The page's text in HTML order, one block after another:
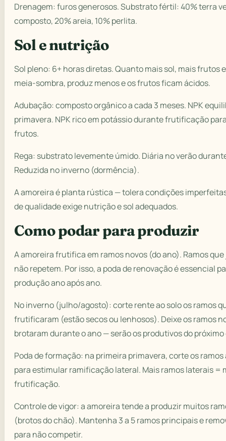
Drenagem: furos generosos. Substrato fértil: 40% terra
composto, 20% areia, 10% perlita.
Sol e nutrição
Sol pleno: 6+ horas diretas. Quanto mais sol, mais frutos
meia-sombra, produz menos e os frutos ficam ácidos.
Adubação: composto orgânico a cada 3 meses. NPK
primavera. NPK rico em potássio durante frutificação
frutos.
Rega: substrato levemente úmido. Diária no verão
Reduzida no inverno (dormência).
A amoreira é planta rústica — tolera condições
de qualidade exige nutrição e sol adequados.
Como podar para produzir
A amoreira frutifica em ramos novos (do ano). Ramos
não repetem. Por isso, a poda de renovação é essencial
produção ano após ano.
No inverno (julho/agosto): corte rente ao solo os ramos
frutificaram (estão secos ou lenhosos). Deixe os ramos
brotaram durante o ano — serão os produtivos do
Poda de formação: na primeira primavera, corte os ramos
para estimular ramificação lateral. Mais ramos laterais =
frutificação.
Controle de vigor: a amoreira tende a produzir muitos
(brotos do chão). Mantenha 3 a 5 ramos principais e
para não competir.